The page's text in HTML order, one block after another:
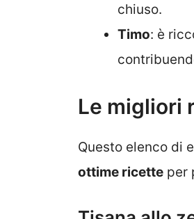
chiuso.
Timo: è
Le migliori
Questo elenco di
ottime ricette per